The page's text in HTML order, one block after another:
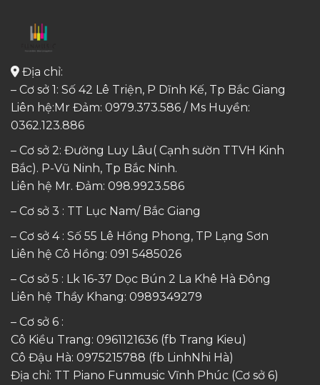
Địa chỉ:
– Cơ sở 1: Số 42 Lê Triện, P Dĩnh Kế, Tp Bắc Giang
Liên hệ:Mr Đảm: 0979.373.586 / Ms Huyền:
0362.123.886
– Cơ sở 2: Đường Luy Lâu( Cạnh sườn TTVH Kinh
Bắc). P-Vũ Ninh, Tp Bắc Ninh.
Liên hệ Mr. Đảm: 098.9923.586
– Cơ sở 3 : TT Lục Nam/ Bắc Giang
– Cơ sở 4 : Số 55 Lê Hồng Phong, TP Lạng Sơn
Liên hệ Cô Hồng: 091 5485026
– Cơ sở 5 : Lk 16-37 Dọc Bún 2 La Khê Hà Đông
Liên hệ Thầy Khang: 0989349279
– Cơ sở 6 :
Cô Kiều Trang: 0961121636 (fb Trang Kieu)
Cô Đậu Hà: 0975215788 (fb LinhNhi Hà)
Địa chỉ: TT Piano Funmusic Vĩnh Phúc (Cơ sở 6)